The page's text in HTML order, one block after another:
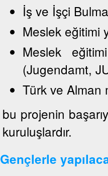
İş ve İşçi
Meslek eğitimi
Meslek
(Jugendamt,
Türk ve Alman
bu projenin
kuruluşlardır.
Gençlerle